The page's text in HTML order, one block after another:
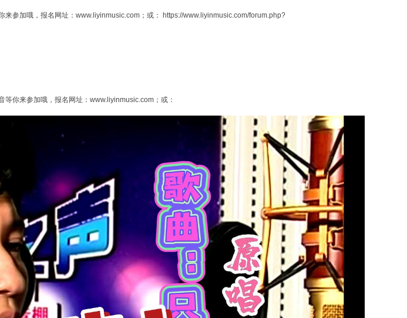
参加哦，报名网址：www.liyinmusic.com；或： https://www.liyinmusic.com/forum.php?
你来参加哦，报名网址：www.liyinmusic.com；或：